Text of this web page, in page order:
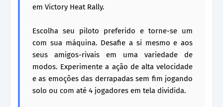
em Victory Heat Rally.
Escolha seu piloto preferido e torne-se um
com sua máquina. Desafie a si mesmo e aos
seus amigos-rivais em uma variedade de
modos. Experimente a ação de alta velocidade
e as emoções das derrapadas sem fim jogando
solo ou com até 4 jogadores em tela dividida.